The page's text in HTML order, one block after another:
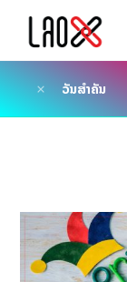
ວັນສຳຄັນ